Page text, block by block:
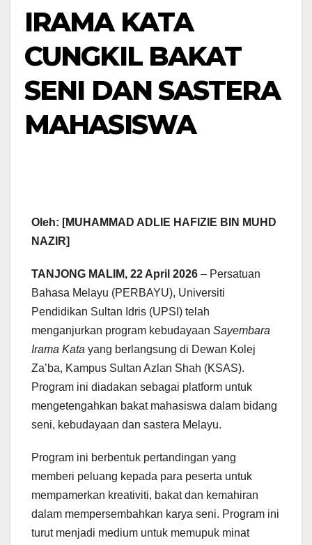
IRAMA KATA
CUNGKIL BAKAT
SENI DAN SASTERA
MAHASISWA
Oleh: [MUHAMMAD ADLIE HAFIZIE BIN MUHD
NAZIR]
TANJONG MALIM, 22 April 2026 – Persatuan
Bahasa Melayu (PERBAYU), Universiti
Pendidikan Sultan Idris (UPSI) telah
menganjurkan program kebudayaan Sayembara
Irama Kata yang berlangsung di Dewan Kolej
Za’ba, Kampus Sultan Azlan Shah (KSAS).
Program ini diadakan sebagai platform untuk
mengetengahkan bakat mahasiswa dalam bidang
seni, kebudayaan dan sastera Melayu.
Program ini berbentuk pertandingan yang
memberi peluang kepada para peserta untuk
mempamerkan kreativiti, bakat dan kemahiran
dalam mempersembahkan karya seni. Program ini
turut menjadi medium untuk memupuk minat